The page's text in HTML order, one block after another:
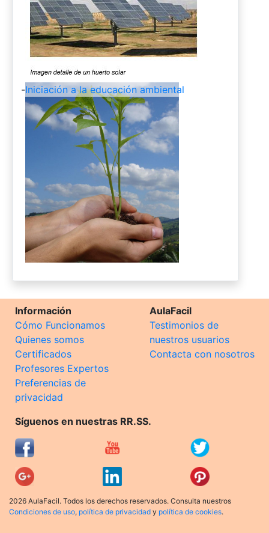
-Iniciación a la educación ambiental
Información
Cómo Funcionamos
Quienes somos
Certificados
Profesores Expertos
Preferencias de
privacidad
AulaFacil
Testimonios de
nuestros usuarios
Contacta con nosotros
Síguenos en nuestras RR.SS.
2026 AulaFacil. Todos los derechos reservados. Consulta nuestros
Condiciones de uso, política de privacidad y política de cookies.